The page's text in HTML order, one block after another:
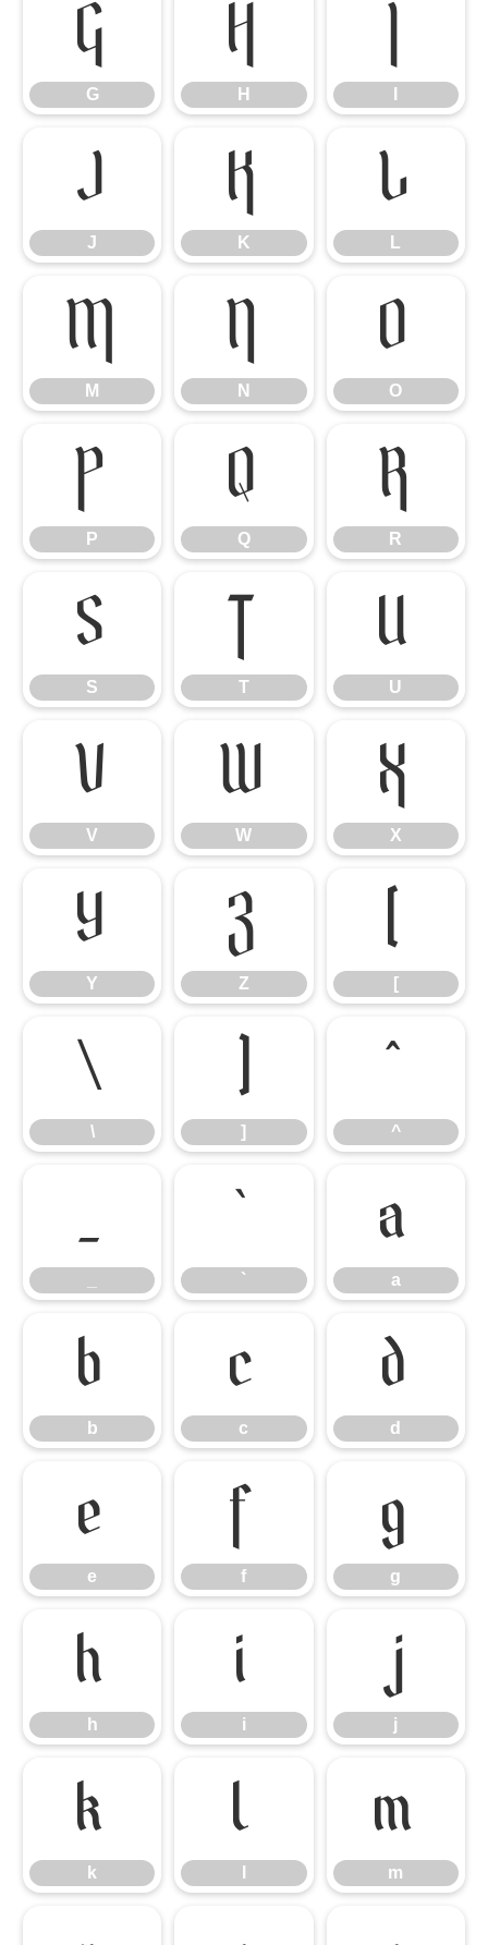
G
G
H
H
I
J
J
K
K
L
L
M
M
N
N
O
O
P
P
Q
Q
R
R
S
S
T
T
U
U
V
V
W
W
X
X
Y
Y
Z
Z
[
[
\
\
]
]
^
^
_ `
`
a
a
b
b
c
c
d
d
e
e
f
f
g
g
h
h
i
i
j
j
k
k
l m
m